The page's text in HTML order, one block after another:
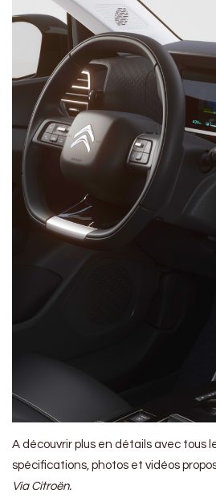
A découvrir plus en détails avec tous
spécifications, photos et vidéos
Via Citroën.